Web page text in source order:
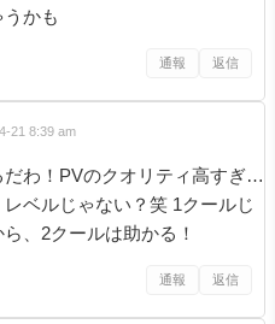
かも
通報 返信
21 8:39 am
わ！PVのクオリティ高すぎ…
ベルじゃない？笑 1クールじ
、2クールは助かる！
通報 返信